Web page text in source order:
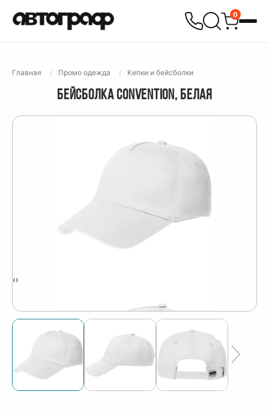
0
Главная Промо одежда Кепки и бейсболки
БЕЙСБОЛКА CONVENTION, БЕЛАЯ
‹›